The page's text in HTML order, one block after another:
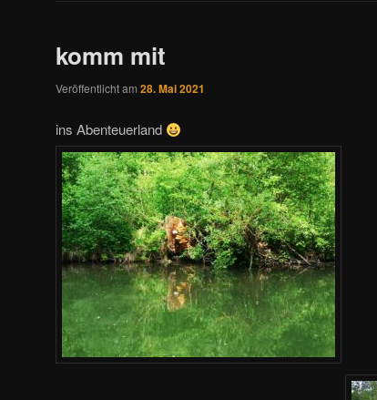
komm mit
Veröffentlicht am 28. Mai 2021
ins Abenteuerland